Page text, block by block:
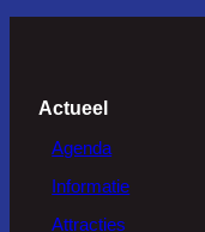
Actueel
Agenda
Informatie
Attracties